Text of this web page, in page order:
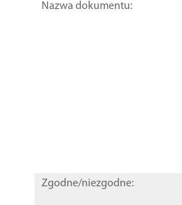
Nazwa dokumentu:
Zgodne/niezgodne: